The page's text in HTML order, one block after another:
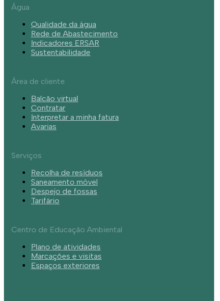
Água
Qualidade da água
Rede de Abastecimento
Indicadores ERSAR
Sustentabilidade
Área de cliente
Balcão virtual
Contratar
Interpretar a minha fatura
Avarias
Serviços
Recolha de resíduos
Saneamento móvel
Despejo de fossas
Tarifário
Centro de Educação Ambiental
Plano de atividades
Marcações e visitas
Espaços exteriores